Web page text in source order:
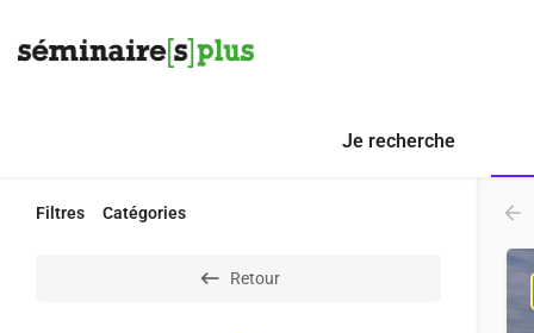
Je recherche
Filtres Catégories
Retour